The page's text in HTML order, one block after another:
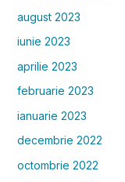
august 2023
iunie 2023
aprilie 2023
februarie 2023
ianuarie 2023
decembrie 2022
octombrie 2022